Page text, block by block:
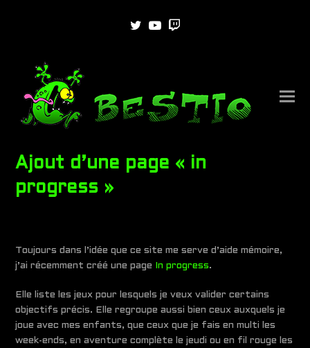
Twitter
Youtube
Twitch
Ajout d’une page « in
progress »
Toujours dans l’idée que ce site me serve d’aide mémoire,
j’ai récemment créé une page
In progress.
Elle liste les jeux pour lesquels je veux valider certains
objectifs précis. Elle regroupe aussi bien ceux auxquels je
joue avec mes enfants, que ceux que je fais en multi les
week-ends, en aventure complète le jeudi ou en fil rouge les